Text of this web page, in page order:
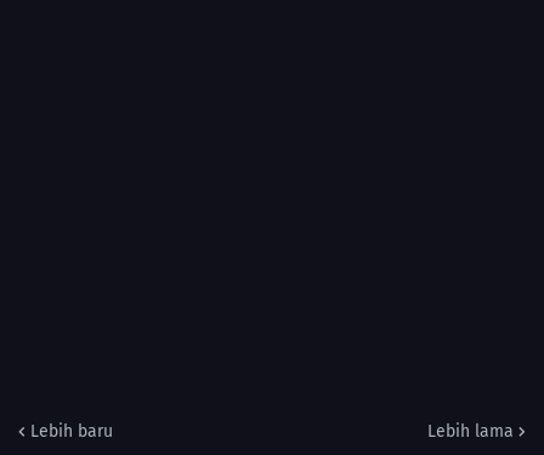
Lebih baru Lebih lama